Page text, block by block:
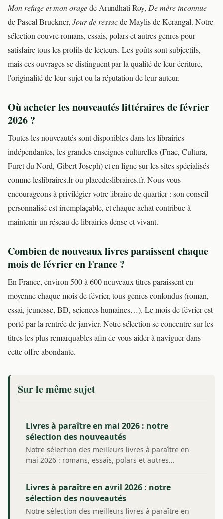
Mon refuge et mon oragede Arundhati Roy, De mère inconnue
de Pascal Bruckner, Jour de ressacde Maylis de Kerangal. Notre
sélection couvre romans, essais, polars et autres genres pour
satisfaire tous les profils de lecteurs. Les goûts sont subjectifs,
mais ces ouvrages se distinguent par la qualité de leur écriture,
l'originalité de leur sujet ou la réputation de leur auteur.
Où acheter les nouveautés littéraires de février
2026 ?
Toutes les nouveautés sont disponibles dans les librairies
indépendantes, les grandes enseignes culturelles (Fnac, Cultura,
Furet du Nord, Gibert Joseph) et en ligne sur les sites spécialisés
comme leslibraires.fr ou placedeslibraires.fr. Nous vous
encourageons à privilégier votre libraire de quartier : son conseil
personnalisé est irremplaçable, et chaque achat contribue à
maintenir un réseau de librairies dense et vivant.
Combien de nouveaux livres paraissent chaque
mois de février en France ?
En France, environ 500 à 600 nouveaux titres paraissent en
moyenne chaque mois de février, tous genres confondus (roman,
essai, jeunesse, BD, sciences humaines…). Le mois de février est
porté par la rentrée de janvier. Notre sélection se concentre sur les
titres les plus remarquables afin de vous aider à naviguer dans
cette offre abondante.
Sur le même sujet
Livres à paraître en mai 2026 : notre
sélection des nouveautés
Notre sélection des meilleurs livres à paraître en
mai 2026 : romans, essais, polars et autres…
Livres à paraître en avril 2026 : notre
sélection des nouveautés
Notre sélection des meilleurs livres à paraître en